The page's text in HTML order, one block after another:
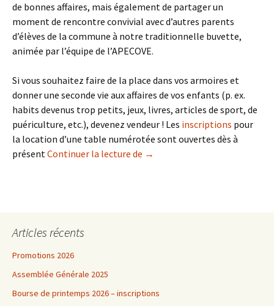
de bonnes affaires, mais également de partager un
moment de rencontre convivial avec d’autres parents
d’élèves de la commune à notre traditionnelle buvette,
animée par l’équipe de l’APECOVE.
Si vous souhaitez faire de la place dans vos armoires et
donner une seconde vie aux affaires de vos enfants (p. ex.
habits devenus trop petits, jeux, livres, articles de sport, de
puériculture, etc.), devenez vendeur ! Les inscriptions pour
la location d’une table numérotée sont ouvertes dès à
présentContinuer la lecture de Bourse de printemps 2016
→
Articles récents
Promotions 2026
Assemblée Générale 2025
Bourse de printemps 2026 – inscriptions